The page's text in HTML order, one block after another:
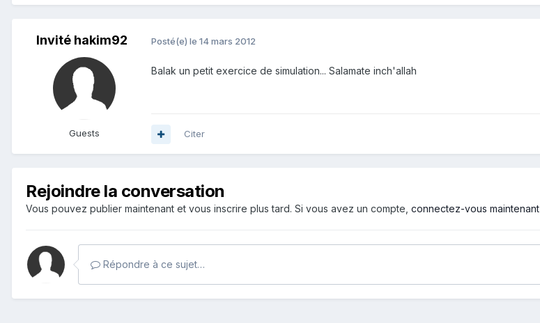
Invité hakim92
Guests
Posté(e) le 14 mars 2012
Balak un petit exercice de simulation... Salamate inch'allah
Citer
Rejoindre la conversation
Vous pouvez publier maintenant et vous inscrire plus tard. Si vous avez un compte, connectez-vous maintenant
Répondre à ce sujet…